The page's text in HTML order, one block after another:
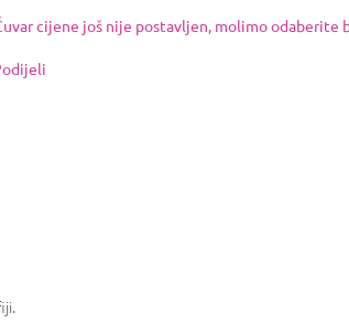
cijene još nije postavljen, molimo odaberite